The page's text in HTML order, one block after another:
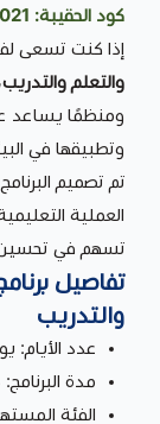
كود الحقيبة: EDUE1514021
إذا كنت تسعى
والتعلم والتدريب
ومنظمًا يساعد
وتطبيقها في
تم تصميم
العملية
تسهم في تحسين
تفاصيل
والتدريب
عدد الأيام:
مدة البرنامج: 4 ساعات تدريبية
الفئة